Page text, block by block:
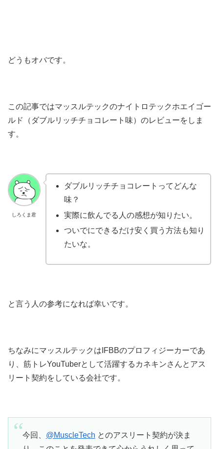
どうもオバです。
この記事ではマッスルテックのナイトロテックホエイゴー
ルド（ダブルリッチチョコレート味）のレビューをしま
す。
しろくま君
ダブルリッチチョコレートってどんな
味？
実際に飲んでる人の感想が知りたい。
ついでにできるだけ安く買う方法も知り
たいな。
と言う人の参考になれば幸いです。
ちなみにマッスルテックはIFBBのプロフィジーカーであ
り、筋トレYouTuberとして活躍するカネキンさんとアス
リート契約をしている会社です。
今回、 @MuscleTech とのアスリート契約が決ま